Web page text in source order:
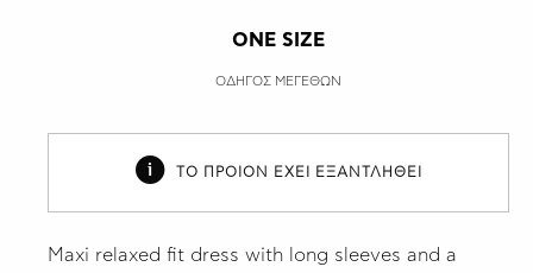
ONE SIZE
ΟΔΗΓΟΣ ΜΕΓΕΘΩΝ
ΤΟ ΠΡΟΙΟΝ ΕΧΕΙ ΕΞΑΝΤΛΗΘΕΙ
Maxi relaxed fit dress with long sleeves and a